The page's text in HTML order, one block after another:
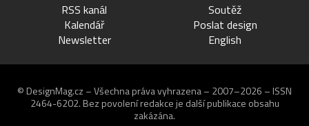
RSS kanál
Kalendář
Newsletter
Soutěž
Poslat design
English
© DesignMag.cz – Všechna práva vyhrazena – 2007–2026 – ISSN
2464-6202. Bez povolení redakce je další publikace obsahu
zakázána.